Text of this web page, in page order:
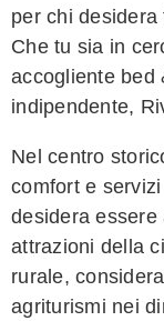
per chi
Che tu sia in
accogliente bed
indipendente,
Nel centro
comfort e
desidera essere
attrazioni della
rurale,
agriturismi nei